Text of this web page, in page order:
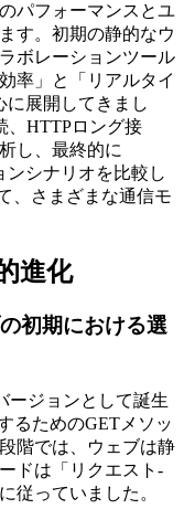
パフォーマンスとユ
す。初期の静的なウ
ボレーションツール
率」と「リアルタイ
に展開してきまし
、HTTPロング接
し、最終的に
ンシナリオを比較し
、さまざまな通信モ
進化
初期における選
ージョンとして誕生
るためのGETメソッ
階では、ウェブは静
ドは「リクエスト-
従っていました。